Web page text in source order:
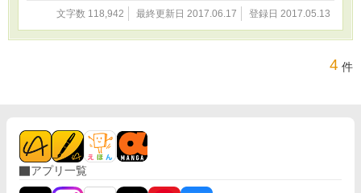
文字数 118,942 最終更新日 2017.06.17 登録日 2017.05.13
4 件
アプリ一覧